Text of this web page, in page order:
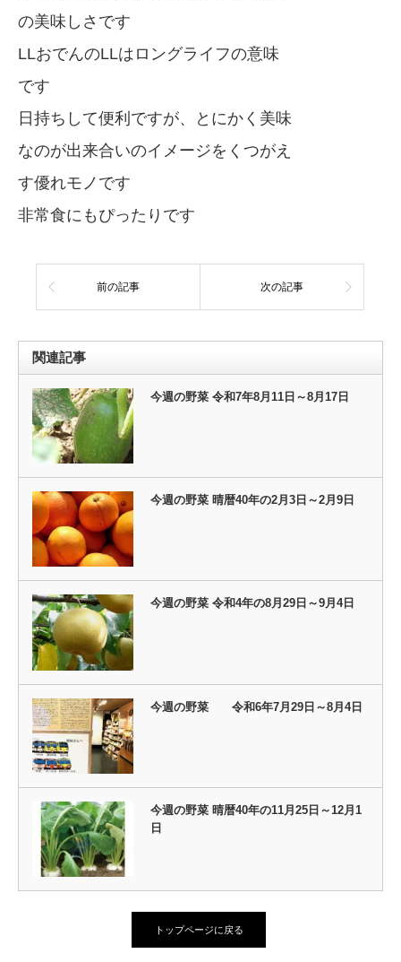
の美味しさです
LLおでんのLLはロングライフの意味
です
日持ちして便利ですが、とにかく美味
なのが出来合いのイメージをくつがえ
す優れモノです
非常食にもぴったりです
前の記事 次の記事
関連記事
今週の野菜 令和7年8月11日～8月17日
今週の野菜 晴暦40年の2月3日～2月9日
今週の野菜 令和4年の8月29日～9月4日
今週の野菜 令和6年7月29日～8月4日
今週の野菜 晴暦40年の11月25日～12月1
日
トップページに戻る